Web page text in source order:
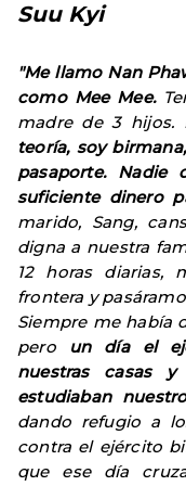
Suu Kyi
"Me llamo Nan
como Mee Mee.
madre de 3 hijos.
teoría, soy
pasaporte.
suficiente dinero
marido, Sang,
digna a nuestra
12 horas diarias,
frontera y
Siempre me había
pero
un día el
nuestras casas
estudiaban
dando refugio a
contra el ejército
que ese día